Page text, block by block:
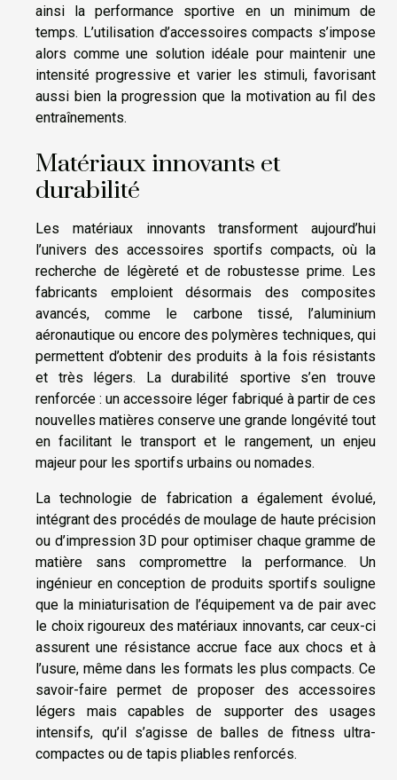
ainsi la performance sportive en un minimum de
temps. L’utilisation d’accessoires compacts s’impose
alors comme une solution idéale pour maintenir une
intensité progressive et varier les stimuli, favorisant
aussi bien la progression que la motivation au fil des
entraînements.
Matériaux innovants et
durabilité
Les matériaux innovants transforment aujourd’hui
l’univers des accessoires sportifs compacts, où la
recherche de légèreté et de robustesse prime. Les
fabricants emploient désormais des composites
avancés, comme le carbone tissé, l’aluminium
aéronautique ou encore des polymères techniques, qui
permettent d’obtenir des produits à la fois résistants
et très légers. La durabilité sportive s’en trouve
renforcée : un accessoire léger fabriqué à partir de ces
nouvelles matières conserve une grande longévité tout
en facilitant le transport et le rangement, un enjeu
majeur pour les sportifs urbains ou nomades.
La technologie de fabrication a également évolué,
intégrant des procédés de moulage de haute précision
ou d’impression 3D pour optimiser chaque gramme de
matière sans compromettre la performance. Un
ingénieur en conception de produits sportifs souligne
que la miniaturisation de l’équipement va de pair avec
le choix rigoureux des matériaux innovants, car ceux-ci
assurent une résistance accrue face aux chocs et à
l’usure, même dans les formats les plus compacts. Ce
savoir-faire permet de proposer des accessoires
légers mais capables de supporter des usages
intensifs, qu’il s’agisse de balles de fitness ultra-
compactes ou de tapis pliables renforcés.